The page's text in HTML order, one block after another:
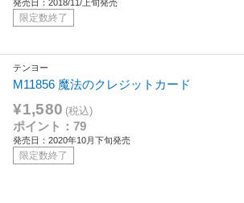
発売日：2018/11/上旬発売
限定数終了
テンヨー
M11856 魔法のクレジットカード
¥1,580 (税込)
ポイント：79
発売日：2020年10月下旬発売
限定数終了